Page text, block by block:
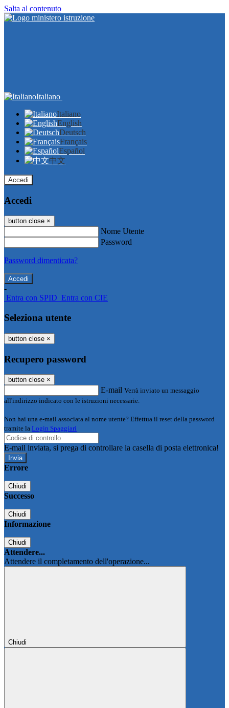
Salta al contenuto
Italiano
Italiano
English
Deutsch
Français
Español
中文
Accedi
Accedi
button close ×
Nome Utente
Password
Password dimenticata?
-
Entra con SPID Entra con CIE
Seleziona utente
button close ×
Recupero password
button close ×
E-mail Verrà inviato un messaggio
all'indirizzo indicato con le istruzioni necessarie.
Non hai una e-mail associata al nome utente? Effettua il reset della password
tramite la Login Spaggiari
E-mail inviata, si prega di controllare la casella di posta elettronica!
Errore
Chiudi
Successo
Chiudi
Informazione
Chiudi
Attendere...
Attendere il completamento dell'operazione...
Chiudi